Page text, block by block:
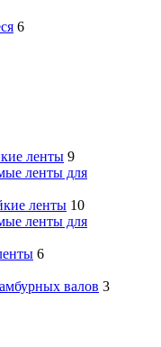
6
ленты 9
ленты для
ленты 10
ленты для
6
валов 3